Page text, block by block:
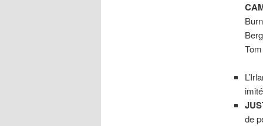
de